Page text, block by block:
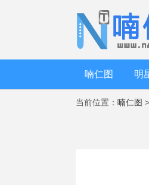
喃仁图 明
当前位置： 喃仁图 >